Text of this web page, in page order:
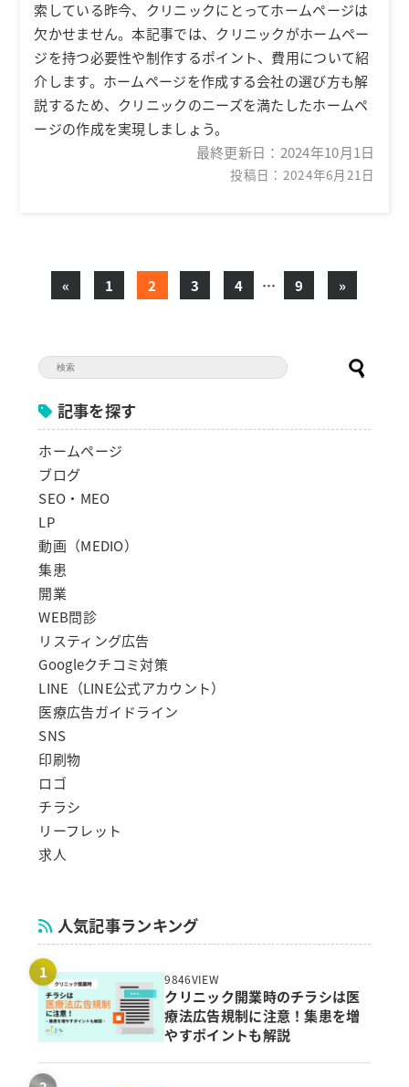
索している昨今、クリニックにとってホームページは
欠かせません。本記事では、クリニックがホームペー
ジを持つ必要性や制作するポイント、費用について紹
介します。ホームページを作成する会社の選び方も解
説するため、クリニックのニーズを満たしたホームペ
ージの作成を実現しましょう。
最終更新日： 2024年10月1日
投稿日：2024年6月21日
« 1 2 3 4 … 9 »
記事を探す
ホームページ
ブログ
SEO・MEO
LP
動画（MEDIO）
集患
開業
WEB問診
リスティング広告
Googleクチコミ対策
LINE（LINE公式アカウント）
医療広告ガイドライン
SNS
印刷物
ロゴ
チラシ
リーフレット
求人
人気記事ランキング
9846VIEW
クリニック開業時のチラシは医
療法広告規制に注意！集患を増
やすポイントも解説